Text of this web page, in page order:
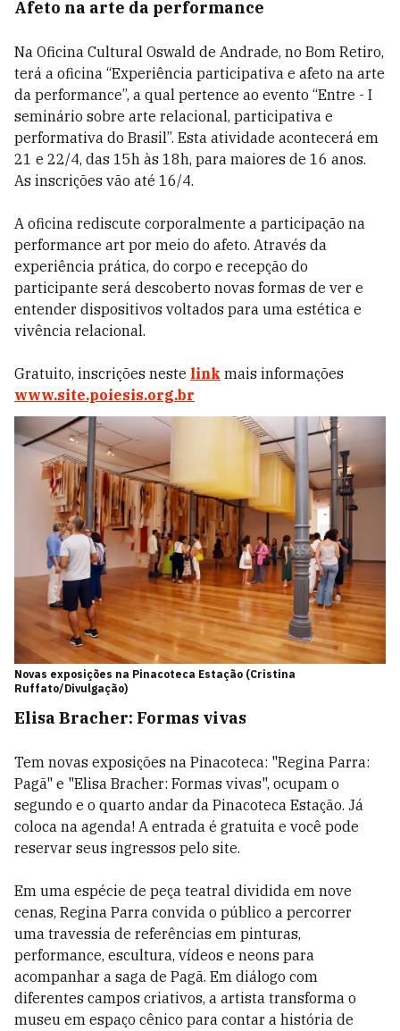
Afeto na arte da performance
Na Oficina Cultural Oswald de Andrade, no Bom Retiro,
terá a oficina “Experiência participativa e afeto na arte
da performance”, a qual pertence ao evento “Entre - I
seminário sobre arte relacional, participativa e
performativa do Brasil”. Esta atividade acontecerá em
21 e 22/4, das 15h às 18h, para maiores de 16 anos.
As inscrições vão até 16/4.
A oficina rediscute corporalmente a participação na
performance art por meio do afeto. Através da
experiência prática, do corpo e recepção do
participante será descoberto novas formas de ver e
entender dispositivos voltados para uma estética e
vivência relacional.
Gratuito, inscrições neste link mais informações
www.site.poiesis.org.br
Novas exposições na Pinacoteca Estação (Cristina
Ruffato/Divulgação)
Elisa Bracher: Formas vivas
Tem novas exposições na Pinacoteca: "Regina Parra:
Pagã" e "Elisa Bracher: Formas vivas", ocupam o
segundo e o quarto andar da Pinacoteca Estação. Já
coloca na agenda! A entrada é gratuita e você pode
reservar seus ingressos pelo site.
Em uma espécie de peça teatral dividida em nove
cenas, Regina Parra convida o público a percorrer
uma travessia de referências em pinturas,
performance, escultura, vídeos e neons para
acompanhar a saga de Pagã. Em diálogo com
diferentes campos criativos, a artista transforma o
museu em espaço cênico para contar a história de